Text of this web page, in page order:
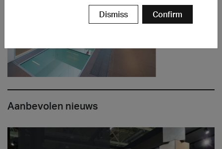
Aanbevolen nieuws
Dismiss Confirm